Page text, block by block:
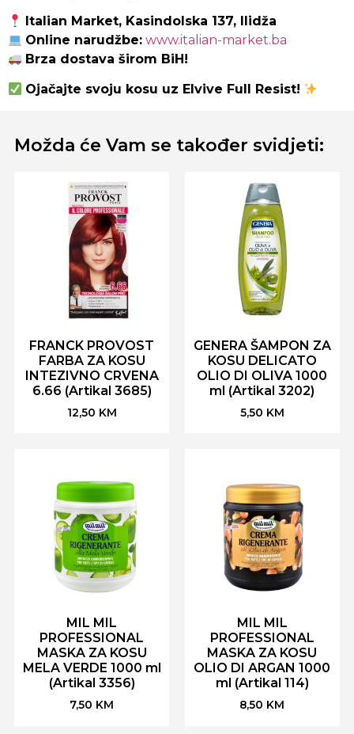
Italian Market, Kasindolska 137, Ilidža
Online narudžbe: www.italian-market.ba
Brza dostava širom BiH!
Ojačajte svoju kosu uz Elvive Full Resist!
Možda će Vam se također svidjeti:
FRANCK PROVOST
FARBA ZA KOSU
INTEZIVNO CRVENA
6.66 (Artikal 3685)
12,50 KM
GENERA ŠAMPON ZA
KOSU DELICATO
OLIO DI OLIVA 1000
ml (Artikal 3202)
5,50 KM
MIL MIL
PROFESSIONAL
MASKA ZA KOSU
MELA VERDE 1000 ml
(Artikal 3356)
7,50 KM
MIL MIL
PROFESSIONAL
MASKA ZA KOSU
OLIO DI ARGAN 1000
ml (Artikal 114)
8,50 KM